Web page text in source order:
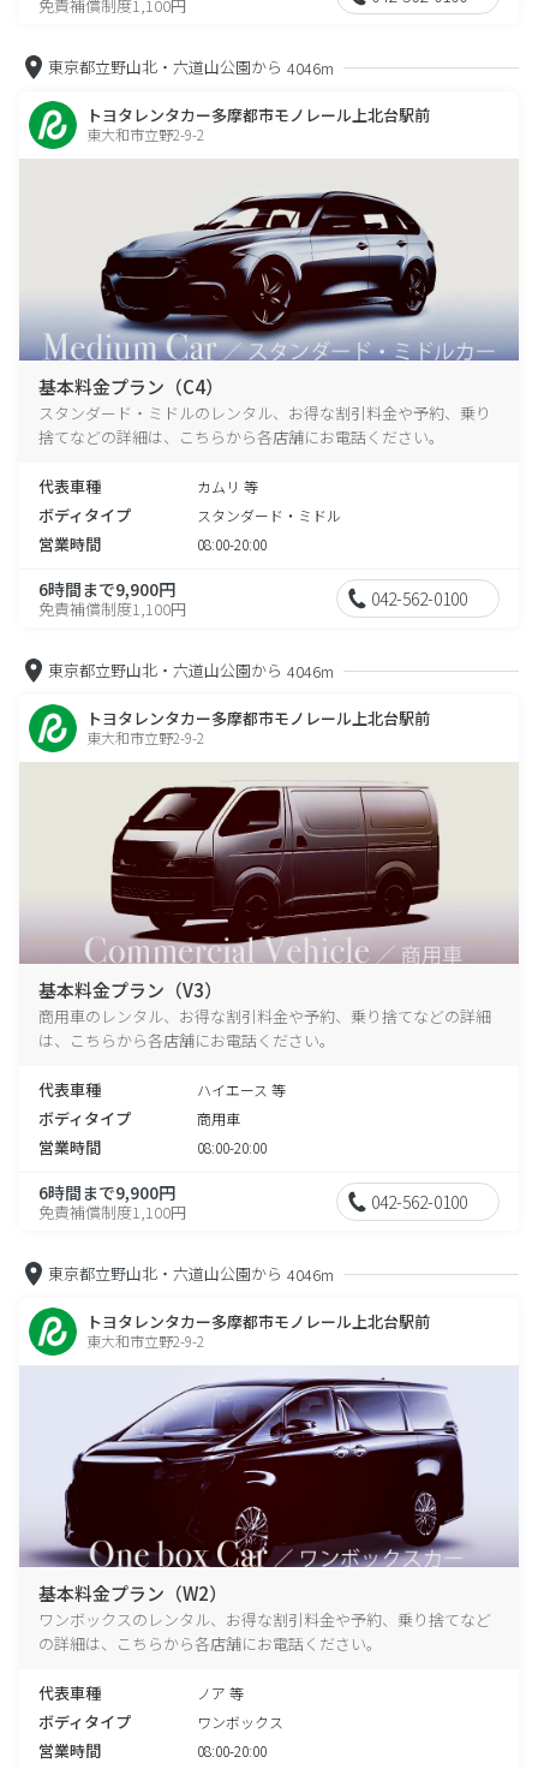
免責補償制度1,100円
東京都立野山北・六道山公園から 4046m
トヨタレンタカー多摩都市モノレール上北台駅前
東大和市立野2-9-2
基本料金プラン（C4）
スタンダード・ミドルのレンタル、お得な割引料金や予約、乗り
捨てなどの詳細は、こちらから各店舗にお電話ください。
代表車種 カムリ 等
ボディタイプ スタンダード・ミドル
営業時間 08:00-20:00
6時間まで9,900円
免責補償制度1,100円 042-562-0100
東京都立野山北・六道山公園から 4046m
トヨタレンタカー多摩都市モノレール上北台駅前
東大和市立野2-9-2
基本料金プラン（V3）
商用車のレンタル、お得な割引料金や予約、乗り捨てなどの詳細
は、こちらから各店舗にお電話ください。
代表車種 ハイエース 等
ボディタイプ 商用車
営業時間 08:00-20:00
6時間まで9,900円
免責補償制度1,100円 042-562-0100
東京都立野山北・六道山公園から 4046m
トヨタレンタカー多摩都市モノレール上北台駅前
東大和市立野2-9-2
基本料金プラン（W2）
ワンボックスのレンタル、お得な割引料金や予約、乗り捨てなど
の詳細は、こちらから各店舗にお電話ください。
代表車種 ノア 等
ボディタイプ ワンボックス
営業時間 08:00-20:00